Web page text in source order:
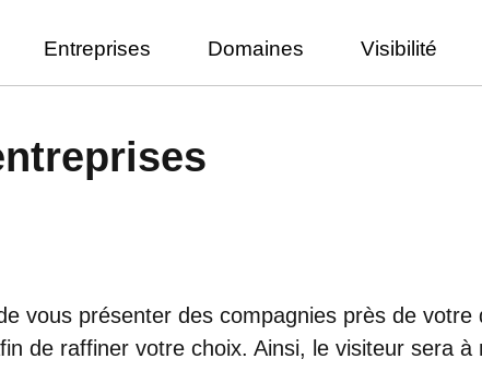
Entreprises Domaines Visibilité
vous présenter des compagnies près de votre
de raffiner votre choix. Ainsi, le visiteur sera à